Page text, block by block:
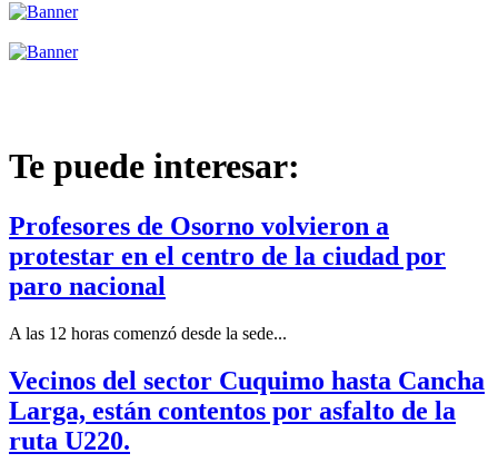
Te puede interesar:
Profesores de Osorno volvieron a
protestar en el centro de la ciudad por
paro nacional
A las 12 horas comenzó desde la sede...
Vecinos del sector Cuquimo hasta Cancha
Larga, están contentos por asfalto de la
ruta U220.